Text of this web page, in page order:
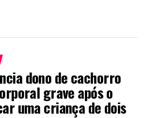
dono de cachorro
grave após o
uma criança de dois